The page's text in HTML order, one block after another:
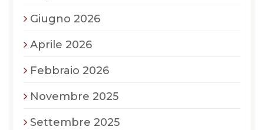
Giugno 2026
Aprile 2026
Febbraio 2026
Novembre 2025
Settembre 2025